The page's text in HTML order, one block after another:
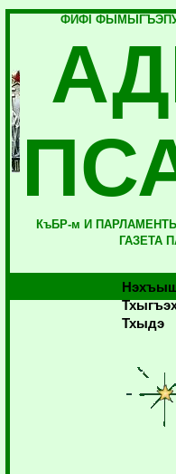
ФИФI
КъБР-м И
ГАЗЕТА
Тхыдэ